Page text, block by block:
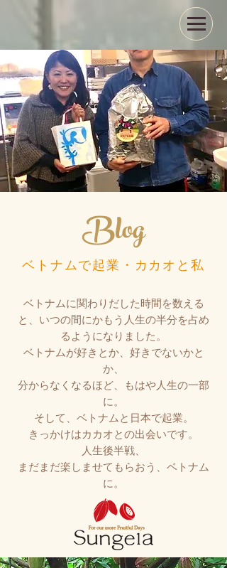
Blog
ベトナムで起業・カカオと私
ベトナムに関わりだした時間を数える
と、いつの間にかもう人生の半分を占め
るようになりました。
ベトナムが好きとか、好きでないかと
か、
分からなくなるほど、
もはや人生の一部
に。
そして、ベトナムと日本で起業。
きっかけはカカオとの出会いです。
​人生後半戦、
まだまだ楽しませてもらおう、ベトナム
に。